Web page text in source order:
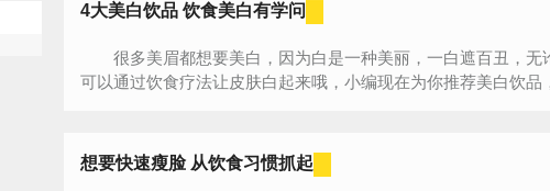
4大美白饮品 饮食美白有学问
很多美眉都想要美白，因为白是一种美丽，一白遮百丑，无
可以通过饮食疗法让皮肤白起来哦，小编现在为你推荐美白饮
想要快速瘦脸 从饮食习惯抓起